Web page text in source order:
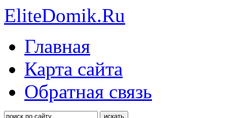
EliteDomik.Ru
Главная
Карта сайта
Обратная связь